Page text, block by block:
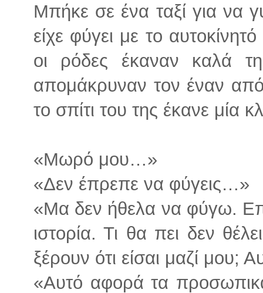
Μπήκε σε ένα ταξί για να
είχε φύγει με το
οι ρόδες έκαναν καλά
απομάκρυναν τον έναν
το σπίτι του της έκανε μία
«Μωρό μου…»
«Δεν έπρεπε να φύγεις…»
«Μα δεν ήθελα να φύγω.
ιστορία. Τι θα πει δεν
ξέρουν ότι είσαι μαζί μου;
«Αυτό αφορά τα